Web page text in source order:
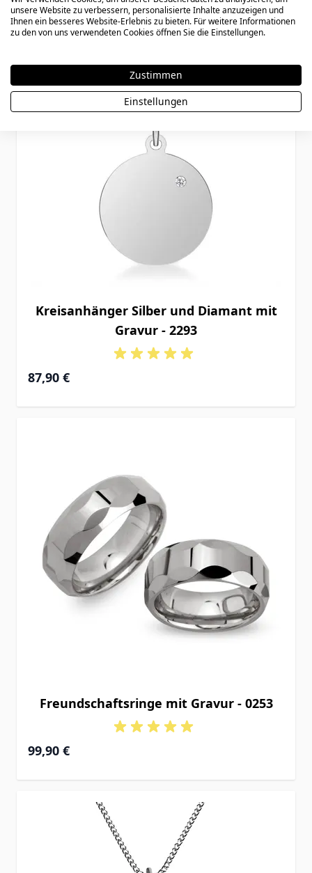
Kreisanhänger Silber und Diamant mit
Gravur - 2293
87,90 €
Freundschaftsringe mit Gravur - 0253
99,90 €
unsere Website zu verbessern, personalisierte Inhalte anzuzeigen und
Ihnen ein besseres Website-Erlebnis zu bieten. Für weitere Informationen
zu den von uns verwendeten Cookies öffnen Sie die Einstellungen.
Zustimmen
Einstellungen